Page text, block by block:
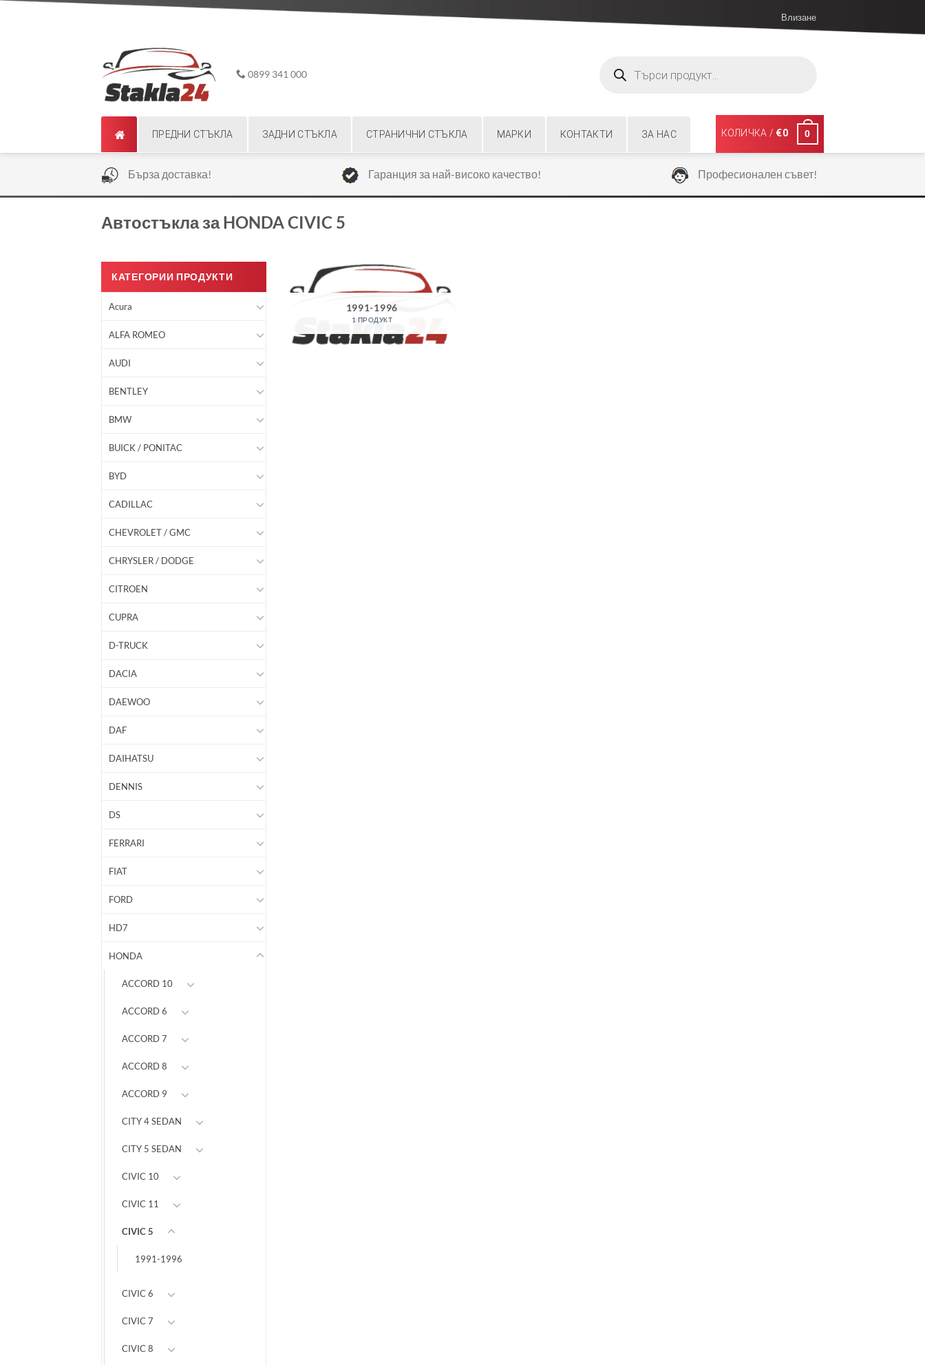
Влизане
0899 341 000
search
ПРЕДНИ СТЪКЛА ЗАДНИ СТЪКЛА СТРАНИЧНИ СТЪКЛА МАРКИ КОНТАКТИ ЗА НАС КОЛИЧКА / €0 0
Бърза доставка! Гаранция за най-високо качество! Професионален съвет!
Автостъкла за HONDA CIVIC 5
КАТЕГОРИИ ПРОДУКТИ
Acura
ALFA ROMEO
AUDI
BENTLEY
BMW
BUICK / PONITAC
BYD
CADILLAC
CHEVROLET / GMC
CHRYSLER / DODGE
CITROEN
CUPRA
D-TRUCK
DACIA
DAEWOO
DAF
DAIHATSU
DENNIS
DS
FERRARI
FIAT
FORD
HD7
HONDA
ACCORD 10
ACCORD 6
ACCORD 7
ACCORD 8
ACCORD 9
CITY 4 SEDAN
CITY 5 SEDAN
CIVIC 10
CIVIC 11
CIVIC 5
1991-1996
CIVIC 6
CIVIC 7
CIVIC 8
1991-1996
1 ПРОДУКТ